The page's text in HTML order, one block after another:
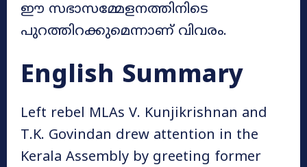
ഈ സഭാസമ്മേളനത്തിനിടെ
പുറത്തിറക്കുമെന്നാണ് വിവരം.
English Summary
Left rebel MLAs V. Kunjikrishnan and
T.K. Govindan drew attention in the
Kerala Assembly by greeting former